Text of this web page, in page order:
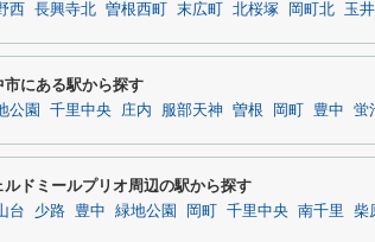
西
長興寺北 曽根西町 末広町 北桜塚 岡町北 玉井
市にある駅から探す
公園 千里中央 庄内 服部天神 曽根 岡町 豊中 蛍
ルドミールプリオ周辺の駅から探す
台 少路 豊中 緑地公園 岡町 千里中央 南千里 柴